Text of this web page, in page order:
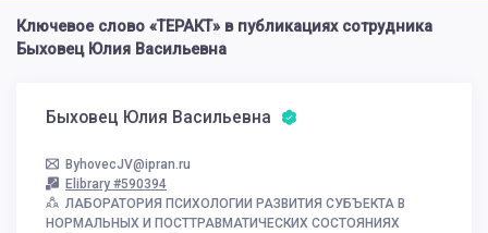
Ключевое слово «ТЕРАКТ» в публикациях сотрудника
Быховец Юлия Васильевна
Быховец Юлия Васильевна
ByhovecJV@ipran.ru
Elibrary #590394
ЛАБОРАТОРИЯ ПСИХОЛОГИИ РАЗВИТИЯ СУБЪЕКТА В
НОРМАЛЬНЫХ И ПОСТТРАВМАТИЧЕСКИХ СОСТОЯНИЯХ